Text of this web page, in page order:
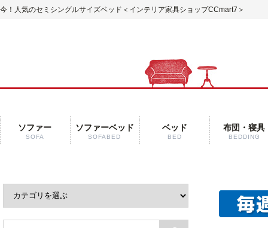
今！人気のセミシングルサイズベッド ＜インテリア家具ショップCCmart7＞
ソファー
SOFA
ソファーベッド
SOFABED
ベッド
BED
布団・寝具
BEDDING